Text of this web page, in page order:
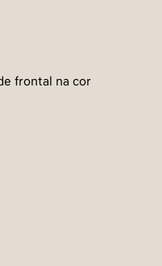
frontal na cor